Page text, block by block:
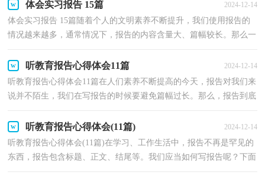
体会实习报告 15篇 2024-12-14
体会实习报告 15篇随着个人的文明素养不断提升，我们使用报告的
情况越来越多，通常情况下，报告的内容含量大、篇幅较长。那么一
听教育报告心得体会11篇 2024-12-14
听教育报告心得体会11篇在人们素养不断提高的今天，报告对我们来
说并不陌生，我们在写报告的时候要避免篇幅过长。那么，报告到底
听教育报告心得体会(11篇) 2024-12-14
听教育报告心得体会(11篇)在学习、工作生活中，报告不再是罕见的
东西，报告包含标题、正文、结尾等。我们应当如何写报告呢？下面